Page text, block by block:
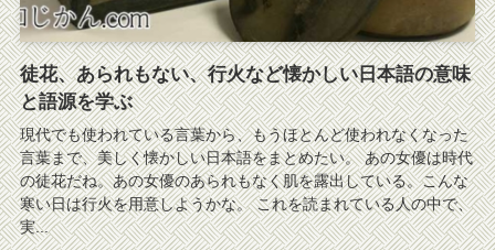
徒花、あられもない、行火など懐かしい日本語の意味
と語源を学ぶ
現代でも使われている言葉から、もうほとんど使われなくなった
言葉まで、美しく懐かしい日本語をまとめたい。 あの女優は時代
の徒花だね。あの女優のあられもなく肌を露出している。こんな
寒い日は行火を用意しようかな。 これを読まれている人の中で、
実...